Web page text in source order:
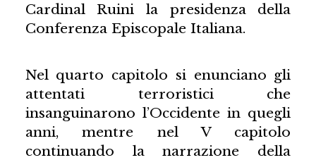
Cardinal Ruini la presidenza della
Conferenza Episcopale Italiana.
Nel quarto capitolo si enunciano gli
attentati terroristici che
insanguinarono l’Occidente in quegli
anni, mentre nel V capitolo
continuando la narrazione della